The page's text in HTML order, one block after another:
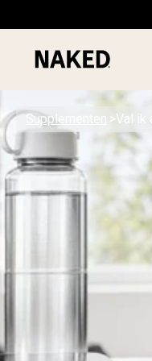
Populaire Zoektermen
”Collagen“
”Micellar Casein“
Supplementen Val ik